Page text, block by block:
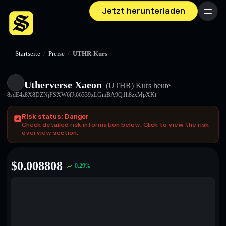
Jetzt herunterladen Menü
Startseite / Preise / UTHR-Kurs
Utherverse Xaeon (UTHR) Kurs heute
8sdE4z8X8DZNjFSXW6fJt66339xLGmBA9Q1h8zxMpXKt
Risk status: Danger
Check detailed risk information below. Click to view the risk
overview section.
$0.008808 0.29%